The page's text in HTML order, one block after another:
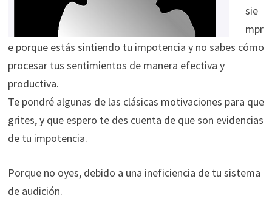
sie
mpr
e porque estás sintiendo tu impotencia y no sabes cómo
procesar tus sentimientos de manera efectiva y
productiva.
Te pondré algunas de las clásicas motivaciones para que
grites, y que espero te des cuenta de que son evidencias
de tu impotencia.
Porque no oyes, debido a una ineficiencia de tu sistema
de audición.